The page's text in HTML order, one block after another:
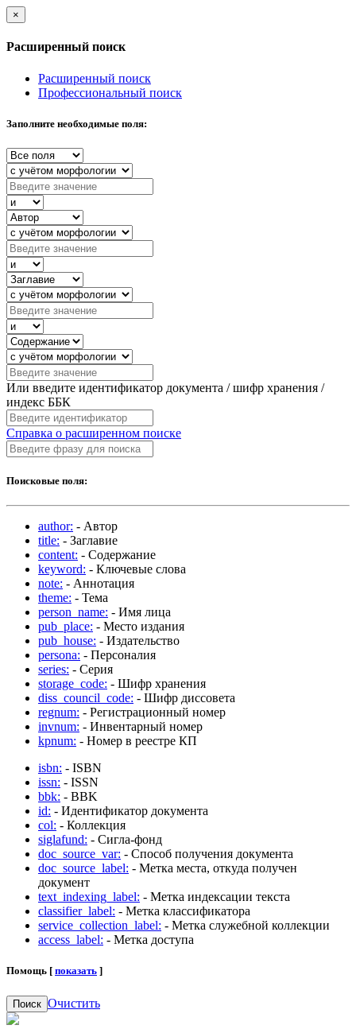
×
Расширенный поиск
Расширенный поиск
Профессиональный поиск
Заполните необходимые поля:
Или введите идентификатор документа / шифр хранения /
индекс ББК
Справка о расширенном поиске
Поисковые поля:
author: - Автор
title: - Заглавие
content: - Содержание
keyword: - Ключевые слова
note: - Аннотация
theme: - Тема
person_name: - Имя лица
pub_place: - Место издания
pub_house: - Издательство
persona: - Персоналия
series: - Серия
storage_code: - Шифр хранения
diss_council_code: - Шифр диссовета
regnum: - Регистрационный номер
invnum: - Инвентарный номер
kpnum: - Номер в реестре КП
isbn: - ISBN
issn: - ISSN
bbk: - BBK
id: - Идентификатор документа
col: - Коллекция
siglafund: - Сигла-фонд
doc_source_var: - Способ получения документа
doc_source_label: - Метка места, откуда получен
документ
text_indexing_label: - Метка индексации текста
classifier_label: - Метка классификатора
service_collection_label: - Метка служебной коллекции
access_label: - Метка доступа
Помощь [ показать ]
Поиск Очистить